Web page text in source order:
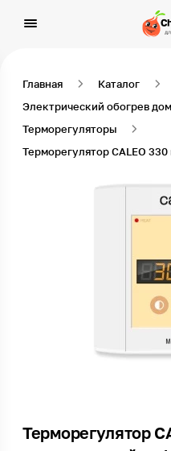
Главная Каталог
Электрический обогрев
Терморегуляторы
Терморегулятор